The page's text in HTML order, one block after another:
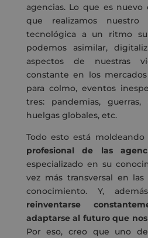
agencias. Lo que es
que realizamos nuestro
tecnológica a un ritmo
podemos asimilar,
aspectos de nuestras
constante en los
para colmo, eventos
tres: pandemias, guerras,
huelgas globales, etc.
Todo esto está moldeando
profesional de las
especializado en su
vez más transversal en
conocimiento. Y,
reinventarse
adaptarse al futuro que
Por eso, creo que uno